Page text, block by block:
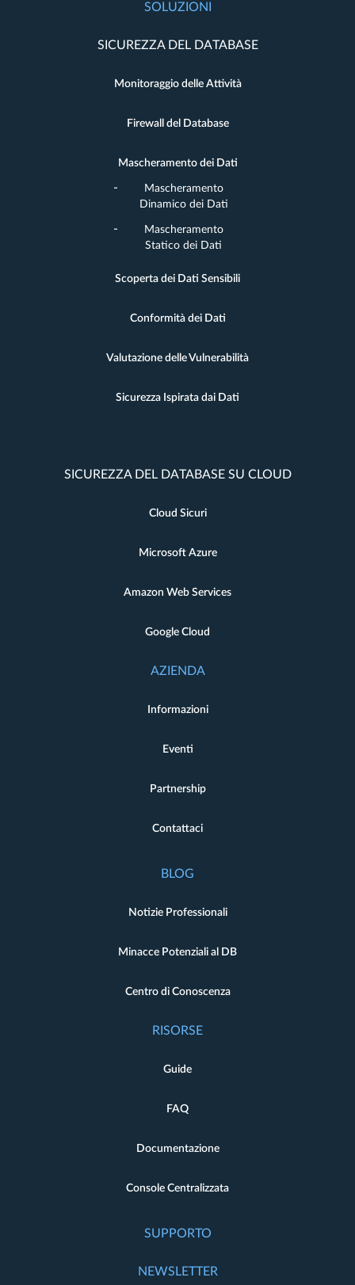
SOLUZIONI
SICUREZZA DEL DATABASE
Monitoraggio delle Attività
Firewall del Database
Mascheramento dei Dati
Mascheramento
Dinamico dei Dati
Mascheramento
Statico dei Dati
Scoperta dei Dati Sensibili
Conformità dei Dati
Valutazione delle Vulnerabilità
Sicurezza Ispirata dai Dati
SICUREZZA DEL DATABASE SU CLOUD
Cloud Sicuri
Microsoft Azure
Amazon Web Services
Google Cloud
AZIENDA
Informazioni
Eventi
Partnership
Contattaci
BLOG
Notizie Professionali
Minacce Potenziali al DB
Centro di Conoscenza
RISORSE
Guide
FAQ
Documentazione
Console Centralizzata
SUPPORTO
NEWSLETTER